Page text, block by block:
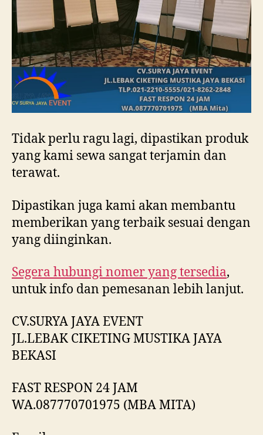
Tidak perlu ragu lagi, dipastikan produk
yang kami sewa sangat terjamin dan
terawat.
Dipastikan juga kami akan membantu
memberikan yang terbaik sesuai dengan
yang diinginkan.
Segera hubungi nomer yang tersedia,
untuk info dan pemesanan lebih lanjut.
CV.SURYA JAYA EVENT
JL.LEBAK CIKETING MUSTIKA JAYA
BEKASI
FAST RESPON 24 JAM
WA.087770701975 (MBA MITA)